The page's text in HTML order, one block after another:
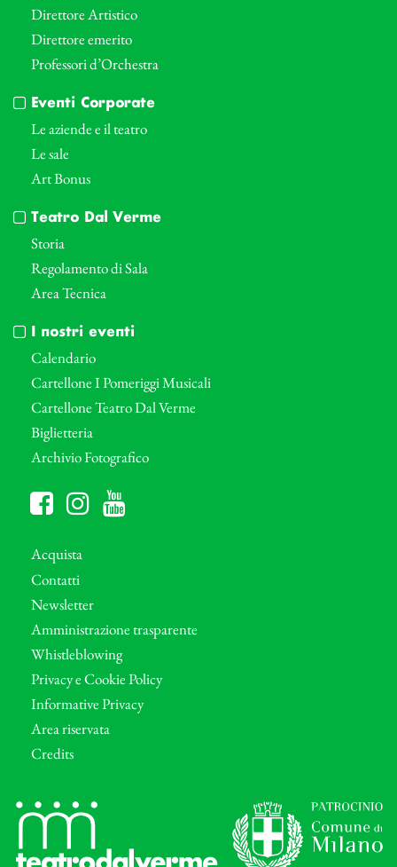
Direttore Artistico
Direttore emerito
Professori d’Orchestra
Eventi Corporate
Le aziende e il teatro
Le sale
Art Bonus
Teatro Dal Verme
Storia
Regolamento di Sala
Area Tecnica
I nostri eventi
Calendario
Cartellone I Pomeriggi Musicali
Cartellone Teatro Dal Verme
Biglietteria
Archivio Fotografico
Acquista
Contatti
Newsletter
Amministrazione trasparente
Whistleblowing
Privacy e Cookie Policy
Informative Privacy
Area riservata
Credits